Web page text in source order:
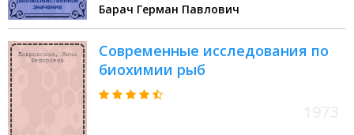
Барач Герман Павлович
Современные исследования по
биохимии рыб